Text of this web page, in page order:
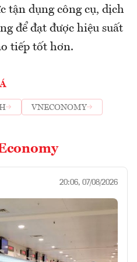
tận dụng công cụ, dịch
để đạt được hiệu suất
tiếp tốt hơn.
VNECONOMY
20:06, 07/08/2026